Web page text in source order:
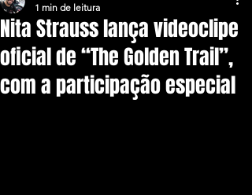
Nita Strauss lança videoclipe
oficial de “The Golden Trail”,
com a participação especial
1 min de leitura